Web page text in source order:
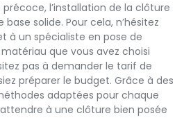
l’installation de la clôture
solide. Pour cela, n’hésitez
à un spécialiste en pose de
que vous avez choisi
pas à demander le tarif de
préparer le budget. Grâce à des
adaptées pour chaque
à une clôture bien posée